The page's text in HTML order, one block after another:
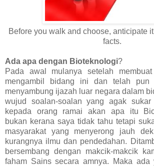
Before you walk and choose, anticipate
facts.
Ada apa dengan Bioteknologi?
Pada awal mulanya setelah
mengambil bidang ini dan telah pun
menyambung ijazah luar negara dalam
wujud soalan-soalan yang agak sukar
kepada orang ramai akan apa itu
bukan kerana saya tidak tahu tetapi
masyarakat yang menyerong jauh
kurangnya ilmu dan pendedahan.
bersembang dengan makcik-makcik
faham Sains secara amnya. Maka ada